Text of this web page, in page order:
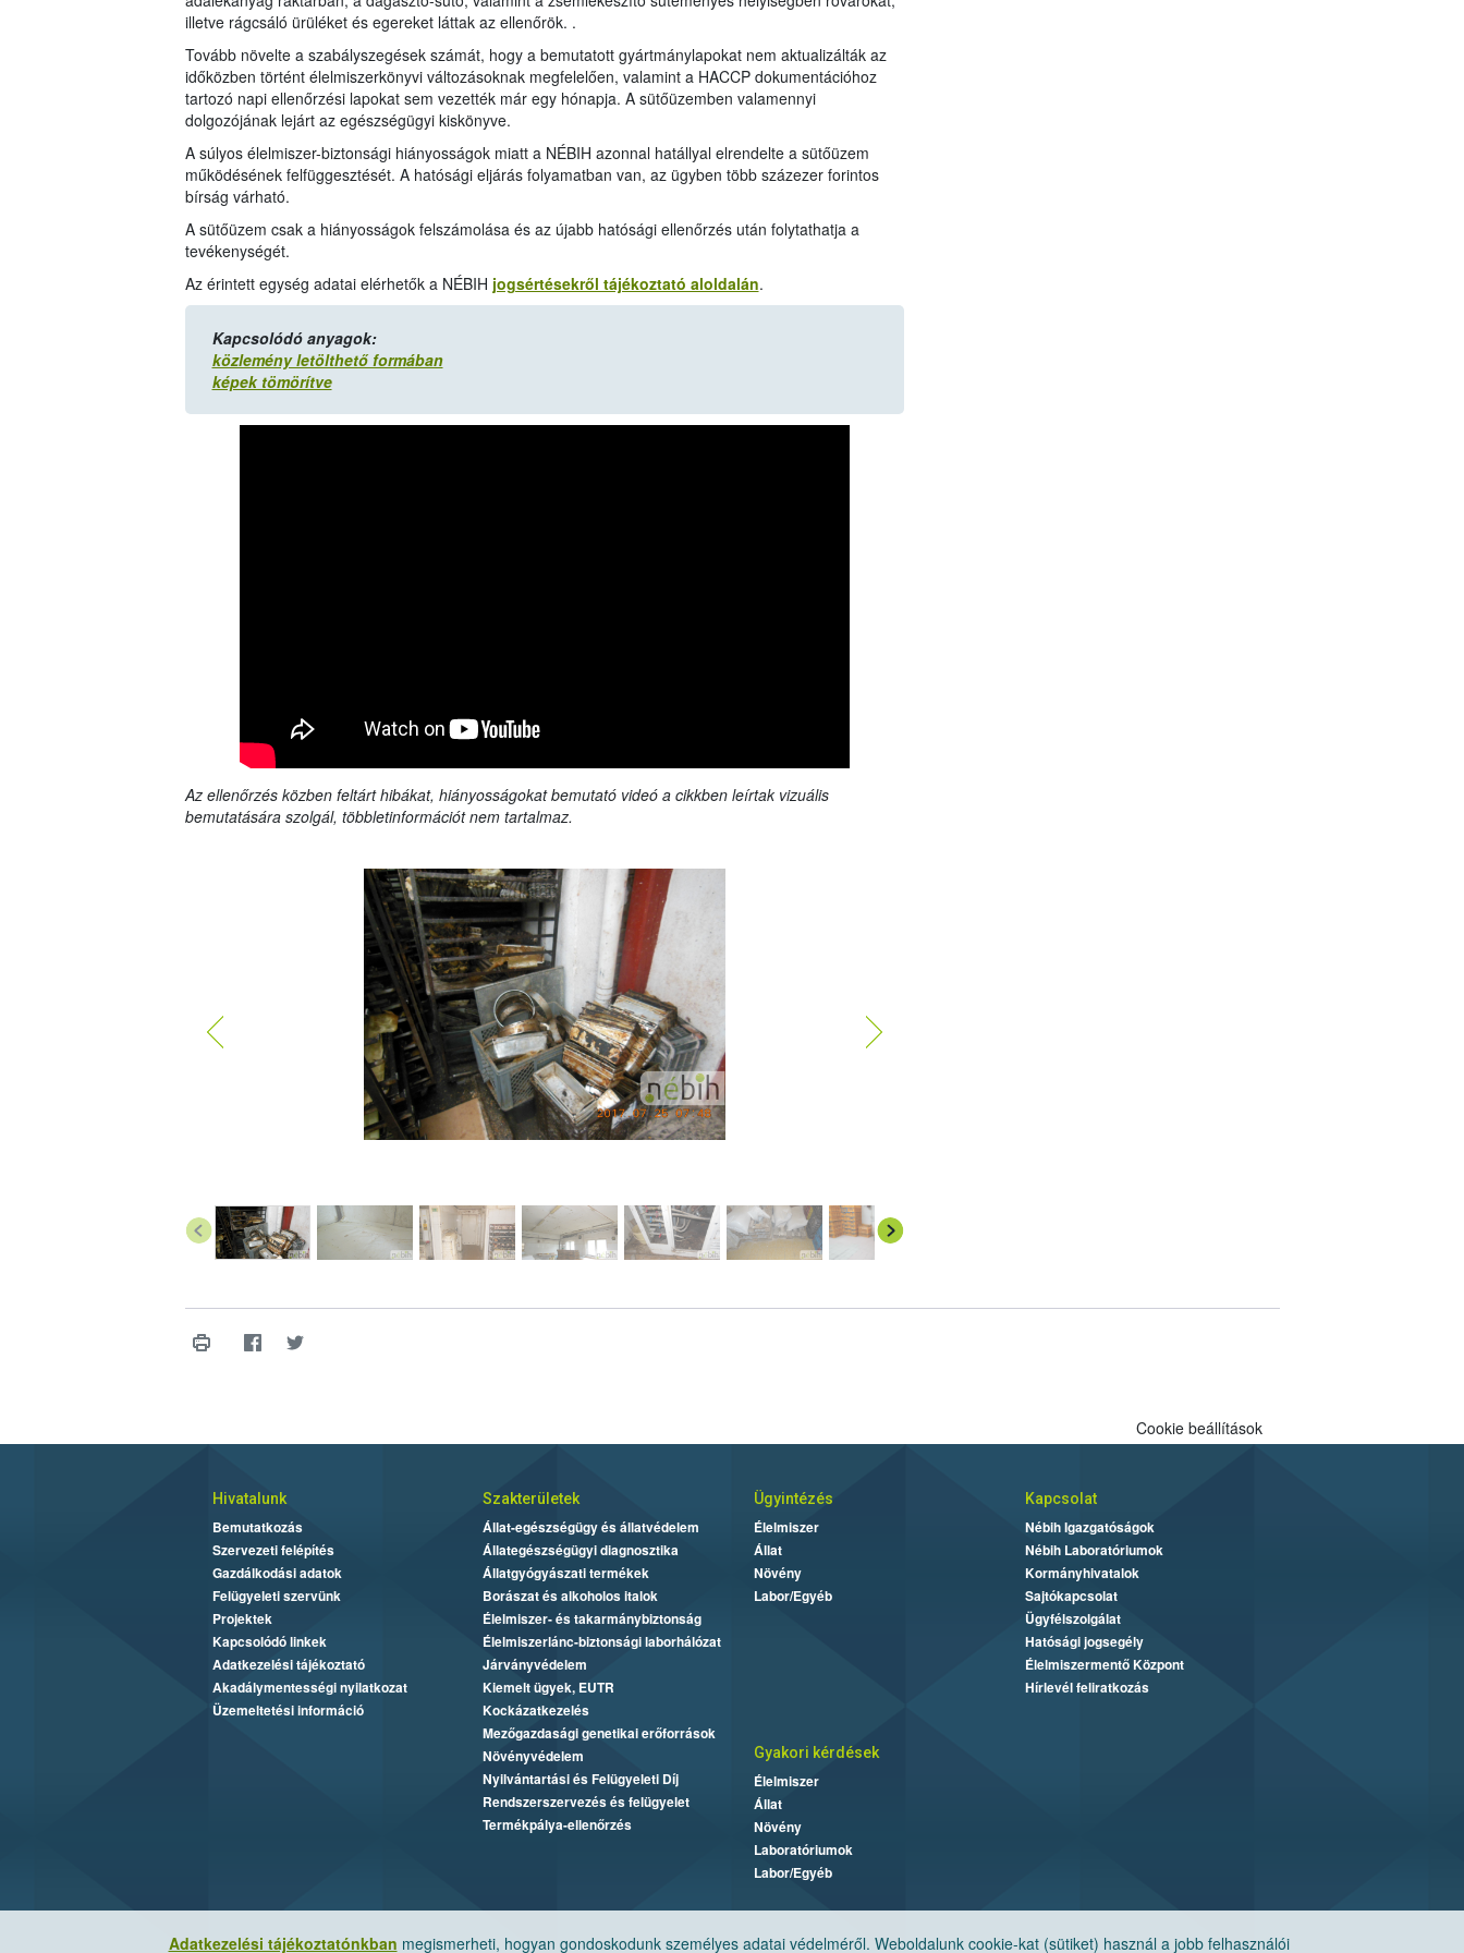
illetve rágcsáló ürüléket és egereket láttak az ellenőrök. .
Tovább növelte a szabályszegések számát, hogy a bemutatott gyártmánylapokat nem aktualizálták az
időközben történt élelmiszerkönyvi változásoknak megfelelően, valamint a HACCP dokumentációhoz
tartozó napi ellenőrzési lapokat sem vezették már egy hónapja. A sütőüzemben valamennyi
dolgozójának lejárt az egészségügyi kiskönyve.
A súlyos élelmiszer-biztonsági hiányosságok miatt a NÉBIH azonnal hatállyal elrendelte a sütőüzem
működésének felfüggesztését. A hatósági eljárás folyamatban van, az ügyben több százezer forintos
bírság várható.
A sütőüzem csak a hiányosságok felszámolása és az újabb hatósági ellenőrzés után folytathatja a
tevékenységét.
Az érintett egység adatai elérhetők a NÉBIH jogsértésekről tájékoztató aloldalán.
Kapcsolódó anyagok:
közlemény letölthető formában
képek tömörítve
Az ellenőrzés közben feltárt hibákat, hiányosságokat bemutató videó a cikkben leírtak vizuális
bemutatására szolgál, többletinformációt nem tartalmaz.
Adatkezelési tájékoztatónkban megismerheti, hogyan gondoskodunk személyes adatai védelméről. Weboldalunk cookie-kat (sütiket) használ a jobb felhasználói
Cookie beállítások
Hivatalunk
Bemutatkozás
Szervezeti felépítés
Gazdálkodási adatok
Felügyeleti szervünk
Projektek
Kapcsolódó linkek
Adatkezelési tájékoztató
Akadálymentességi nyilatkozat
Üzemeltetési információ
Szakterületek
Állat-egészségügy és állatvédelem
Állategészségügyi diagnosztika
Állatgyógyászati termékek
Borászat és alkoholos italok
Élelmiszer- és takarmánybiztonság
Élelmiszerlánc-biztonsági laborhálózat
Járványvédelem
Kiemelt ügyek, EUTR
Kockázatkezelés
Mezőgazdasági genetikai erőforrások
Növényvédelem
Nyilvántartási és Felügyeleti Díj
Rendszerszervezés és felügyelet
Termékpálya-ellenőrzés
Ügyintézés
Élelmiszer
Állat
Növény
Labor/Egyéb
Kapcsolat
Nébih Igazgatóságok
Nébih Laboratóriumok
Kormányhivatalok
Sajtókapcsolat
Ügyfélszolgálat
Hatósági jogsegély
Élelmiszermentő Központ
Hírlevél feliratkozás
Gyakori kérdések
Élelmiszer
Állat
Növény
Laboratóriumok
Labor/Egyéb